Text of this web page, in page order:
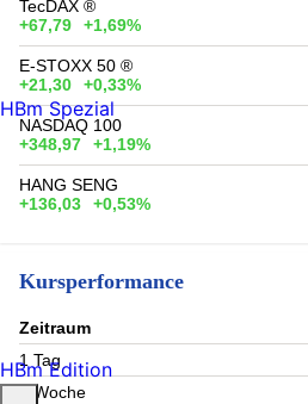
TecDAX ®
+67,79
+1,69%
E-STOXX 50 ®
+21,30
+0,33%
NASDAQ 100
+348,97
+1,19%
HANG SENG
+136,03
+0,53%
Kursperformance
Zeitraum
1 Tag
1 Woche
HBm Spezial
HBm Edition